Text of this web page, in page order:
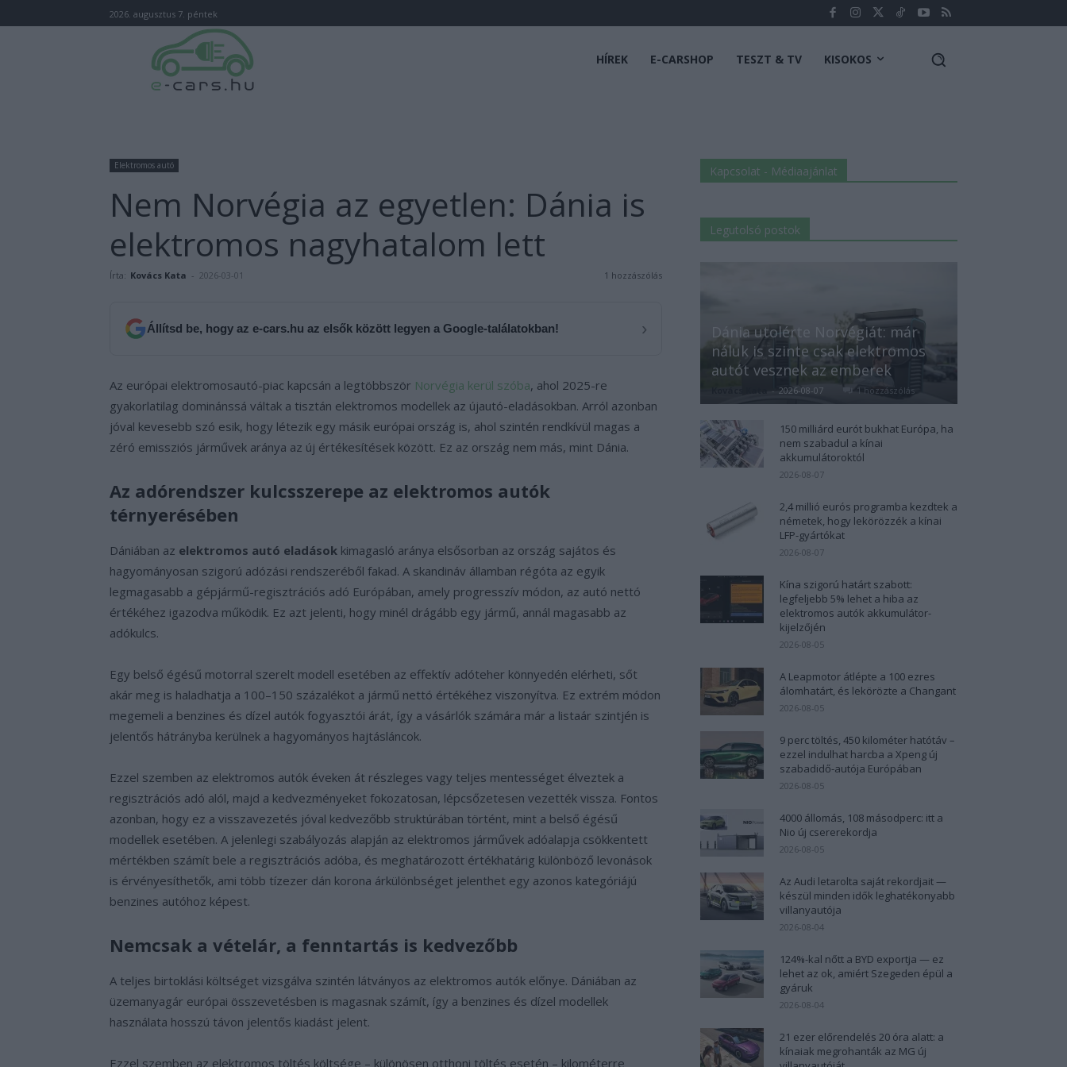
2026. augusztus 7. péntek
HÍREK E-CARSHOP TESZT & TV KISOKOS
Elektromos autó
Nem Norvégia az egyetlen: Dánia is
elektromos nagyhatalom lett
Írta: Kovács Kata - 2026-03-01 1 hozzászólás
Állítsd be, hogy az e-cars.hu az elsők között legyen a Google-találatokban! ›
Az európai elektromosautó-piac kapcsán a legtöbbször Norvégia kerül szóba, ahol 2025-re
gyakorlatilag dominánssá váltak a tisztán elektromos modellek az újautó-eladásokban. Arról azonban
jóval kevesebb szó esik, hogy létezik egy másik európai ország is, ahol szintén rendkívül magas a
zéró emissziós járművek aránya az új értékesítések között. Ez az ország nem más, mint Dánia.
Az adórendszer kulcsszerepe az elektromos autók
térnyerésében
Dániában az elektromos autó eladások kimagasló aránya elsősorban az ország sajátos és
hagyományosan szigorú adózási rendszeréből fakad. A skandináv államban régóta az egyik
legmagasabb a gépjármű-regisztrációs adó Európában, amely progresszív módon, az autó nettó
értékéhez igazodva működik. Ez azt jelenti, hogy minél drágább egy jármű, annál magasabb az
adókulcs.
Egy belső égésű motorral szerelt modell esetében az effektív adóteher könnyedén elérheti, sőt
akár meg is haladhatja a 100–150 százalékot a jármű nettó értékéhez viszonyítva. Ez extrém módon
megemeli a benzines és dízel autók fogyasztói árát, így a vásárlók számára már a listaár szintjén is
jelentős hátrányba kerülnek a hagyományos hajtásláncok.
Ezzel szemben az elektromos autók éveken át részleges vagy teljes mentességet élveztek a
regisztrációs adó alól, majd a kedvezményeket fokozatosan, lépcsőzetesen vezették vissza. Fontos
azonban, hogy ez a visszavezetés jóval kedvezőbb struktúrában történt, mint a belső égésű
modellek esetében. A jelenlegi szabályozás alapján az elektromos járművek adóalapja csökkentett
mértékben számít bele a regisztrációs adóba, és meghatározott értékhatárig különböző levonások
is érvényesíthetők, ami több tízezer dán korona árkülönbséget jelenthet egy azonos kategóriájú
benzines autóhoz képest.
Nemcsak a vételár, a fenntartás is kedvezőbb
A teljes birtoklási költséget vizsgálva szintén látványos az elektromos autók előnye. Dániában az
üzemanyagár európai összevetésben is magasnak számít, így a benzines és dízel modellek
használata hosszú távon jelentős kiadást jelent.
Ezzel szemben az elektromos töltés költsége – különösen otthoni töltés esetén – kilométerre
Kapcsolat - Médiaajánlat
Legutolsó postok
Dánia utolérte Norvégiát: már
náluk is szinte csak elektromos
autót vesznek az emberek
- 2026-08-07 1 hozzászólás
150 milliárd eurót bukhat Európa, ha
nem szabadul a kínai
akkumulátoroktól
2026-08-07
2,4 millió eurós programba kezdtek a
németek, hogy lekörözzék a kínai
LFP-gyártókat
2026-08-07
Kína szigorú határt szabott:
legfeljebb 5% lehet a hiba az
elektromos autók akkumulátor-
kijelzőjén
2026-08-05
A Leapmotor átlépte a 100 ezres
álomhatárt, és lekörözte a Changant
2026-08-05
9 perc töltés, 450 kilométer hatótáv –
ezzel indulhat harcba a Xpeng új
szabadidő-autója Európában
2026-08-05
4000 állomás, 108 másodperc: itt a
Nio új csererekordja
2026-08-05
Az Audi letarolta saját rekordjait —
készül minden idők leghatékonyabb
villanyautója
2026-08-04
124%-kal nőtt a BYD exportja — ez
lehet az ok, amiért Szegeden épül a
gyáruk
2026-08-04
21 ezer előrendelés 20 óra alatt: a
kínaiak megrohanták az MG új